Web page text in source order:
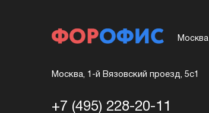
Москва
Москва, 1-й Вязовский проезд, 5с1
+7 (495) 228-20-11